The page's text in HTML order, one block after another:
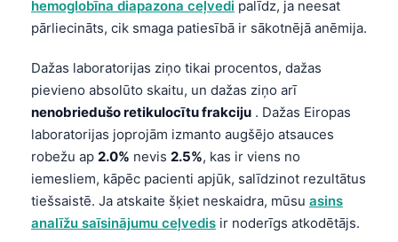
hemoglobīna diapazona ceļvedi palīdz, ja neesat
pārliecināts, cik smaga patiesībā ir sākotnējā anēmija.
Dažas laboratorijas ziņo tikai procentos, dažas
pievieno absolūto skaitu, un dažas ziņo arī
nenobriedušo retikulocītu frakciju . Dažas Eiropas
laboratorijas joprojām izmanto augšējo atsauces
robežu ap 2.0% nevis 2.5%, kas ir viens no
iemesliem, kāpēc pacienti apjūk, salīdzinot rezultātus
tiešsaistē. Ja atskaite šķiet neskaidra, mūsu asins
analīžu saīsinājumu ceļvedis ir noderīgs atkodētājs.